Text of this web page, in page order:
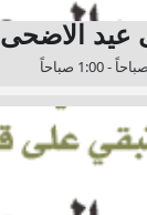
الاضحى 2023